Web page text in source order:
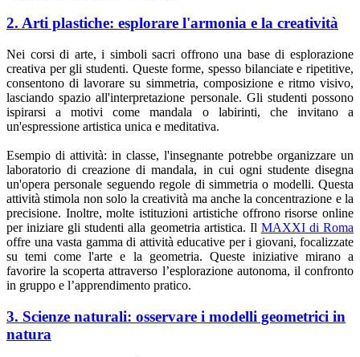
2. Arti plastiche: esplorare l'armonia e la creatività
Nei corsi di arte, i simboli sacri offrono una base di esplorazione
creativa per gli studenti. Queste forme, spesso bilanciate e ripetitive,
consentono di lavorare su simmetria, composizione e ritmo visivo,
lasciando spazio all'interpretazione personale. Gli studenti possono
ispirarsi a motivi come mandala o labirinti, che invitano a
un'espressione artistica unica e meditativa.
Esempio di attività: in classe, l'insegnante potrebbe organizzare un
laboratorio di creazione di mandala, in cui ogni studente disegna
un'opera personale seguendo regole di simmetria o modelli. Questa
attività stimola non solo la creatività ma anche la concentrazione e la
precisione. Inoltre, molte istituzioni artistiche offrono risorse online
per iniziare gli studenti alla geometria artistica. Il MAXXI di Roma
offre una vasta gamma di attività educative per i giovani, focalizzate
su temi come l'arte e la geometria. Queste iniziative mirano a
favorire la scoperta attraverso l’esplorazione autonoma, il confronto
in gruppo e l’apprendimento pratico.
3. Scienze naturali: osservare i modelli geometrici in
natura